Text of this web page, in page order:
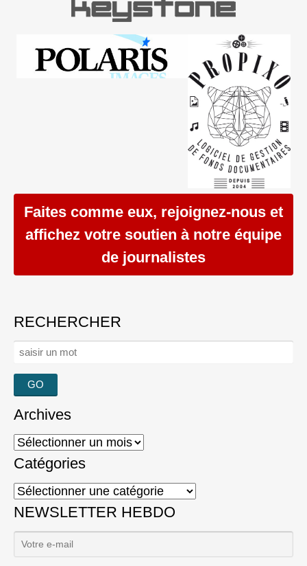
Faites comme eux, rejoignez-nous et
affichez votre soutien à notre équipe
de journalistes
RECHERCHER
Rechercher :
Archives
Archives
Catégories
Catégories
NEWSLETTER HEBDO